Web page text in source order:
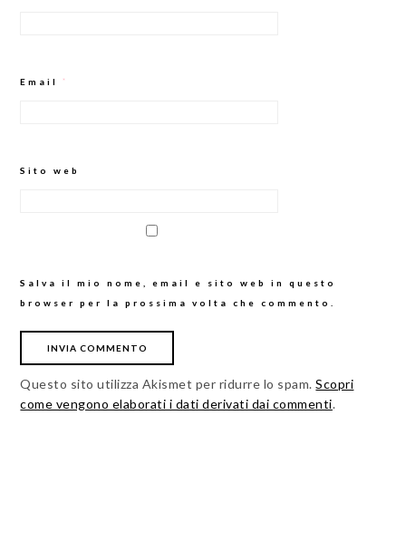
Email *
Sito web
Salva il mio nome, email e sito web in questo
browser per la prossima volta che commento.
Questo sito utilizza Akismet per ridurre lo spam.Scopri
come vengono elaborati i dati derivati dai commenti.